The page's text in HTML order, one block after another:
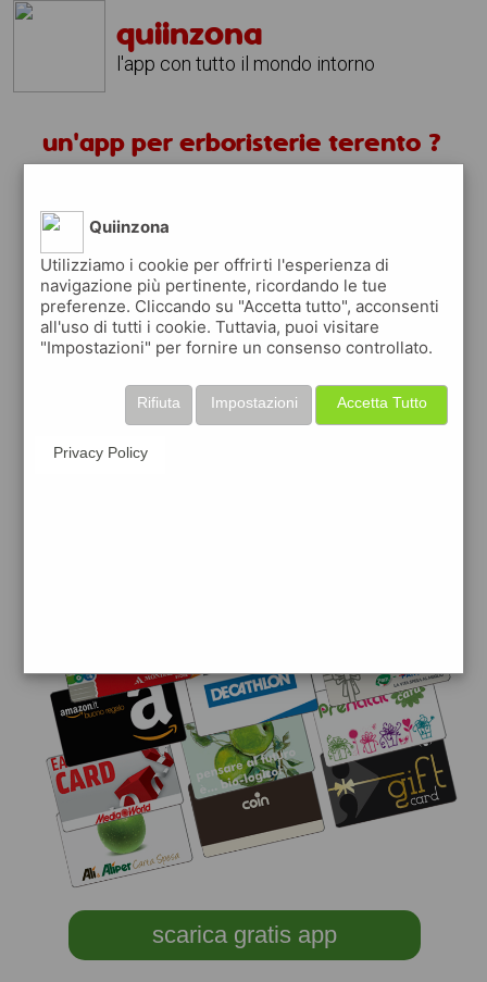
quiinzona
l'app con tutto il mondo intorno
un'app per erboristerie terento ?
quiinzona è una app
gratuita
che ti aiuta se cerchi 'un'app per
erboristerie terento ? ' e che ti premia ogni
volta che la usi
raccogli punti da convertire inbuoni sconto
o gift card
per fare la spesa, fare
scarica gratis app
Quiinzona
Utilizziamo i cookie per offrirti l'esperienza di
navigazione più pertinente, ricordando le tue
preferenze. Cliccando su "Accetta tutto", acconsenti
all'uso di tutti i cookie. Tuttavia, puoi visitare
"Impostazioni" per fornire un consenso controllato.
Accetta Tutto
Impostazioni
Rifiuta
Privacy Policy